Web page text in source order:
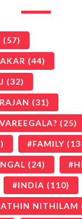
(57)
(44)
(32)
(31)
(25)
FAMILY
(24)
INDIA (110)
NITHILAM